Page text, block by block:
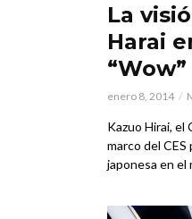
La
Harai
“Wow”
enero 8, 2014
Kazuo Hirai, el
marco del CES
japonesa en el